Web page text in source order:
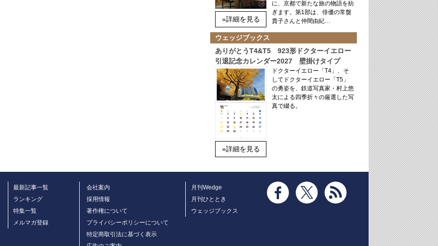
»詳細を見る
に、京都で新たな旅の物語を紡
ぎます。第1部は、俳優の常盤
貴子さんと仲間由紀…
ウェッジブックス
ありがとうT4&T5 923形ドクターイエロー
引退記念カレンダー2027 壁掛けタイプ
»詳細を見る
ドクターイエロー「T4」、そ
してドクターイエロー「T5」
の勇姿を、鉄道写真家・村上悠
太による四季折々の厳選した写
真で綴る。
最新記事一覧
ランキング
特集一覧
メルマガ登録
会社案内
採用情報
著作権について
プライバシーポリシーについて
特定商取引法に基づく表示
月刊Wedge
月刊ひととき
ウェッジブックス